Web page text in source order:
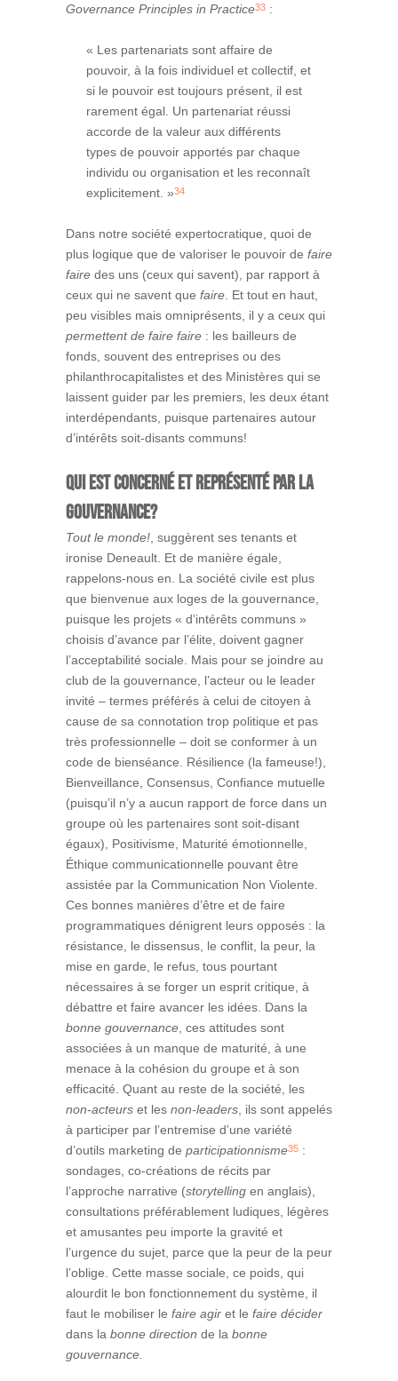
Governance Principles in Practice33 :
« Les partenariats sont affaire de
pouvoir, à la fois individuel et collectif, et
si le pouvoir est toujours présent, il est
rarement égal. Un partenariat réussi
accorde de la valeur aux différents
types de pouvoir apportés par chaque
individu ou organisation et les reconnaît
explicitement. »34
Dans notre société expertocratique, quoi de
plus logique que de valoriser le pouvoir de faire
faire des uns (ceux qui savent), par rapport à
ceux qui ne savent que faire . Et tout en haut,
peu visibles mais omniprésents, il y a ceux qui
permettent de faire faire : les bailleurs de
fonds, souvent des entreprises ou des
philanthrocapitalistes et des Ministères qui se
laissent guider par les premiers, les deux étant
interdépendants, puisque partenaires autour
d’intérêts soit-disants communs!
Qui est concerné et représenté par la
gouvernance?
Tout le monde! , suggèrent ses tenants et
ironise Deneault. Et de manière égale,
rappelons-nous en. La société civile est plus
que bienvenue aux loges de la gouvernance,
puisque les projets « d’intérêts communs »
choisis d’avance par l’élite, doivent gagner
l’acceptabilité sociale. Mais pour se joindre au
club de la gouvernance, l’acteur ou le leader
invité – termes préférés à celui de citoyen à
cause de sa connotation trop politique et pas
très professionnelle – doit se conformer à un
code de bienséance. Résilience (la fameuse!),
Bienveillance, Consensus, Confiance mutuelle
(puisqu’il n’y a aucun rapport de force dans un
groupe où les partenaires sont soit-disant
égaux), Positivisme, Maturité émotionnelle,
Éthique communicationnelle pouvant être
assistée par la Communication Non Violente.
Ces bonnes manières d’être et de faire
programmatiques dénigrent leurs opposés : la
résistance, le dissensus, le conflit, la peur, la
mise en garde, le refus, tous pourtant
nécessaires à se forger un esprit critique, à
débattre et faire avancer les idées. Dans la
bonne gouvernance , ces attitudes sont
associées à un manque de maturité, à une
menace à la cohésion du groupe et à son
efficacité. Quant au reste de la société, les
non-acteurs et les non-leaders , ils sont appelés
à participer par l’entremise d’une variété
d’outils marketing de participationnisme35 :
sondages, co-créations de récits par
l’approche narrative (storytelling en anglais),
consultations préférablement ludiques, légères
et amusantes peu importe la gravité et
l’urgence du sujet, parce que la peur de la peur
l’oblige. Cette masse sociale, ce poids, qui
alourdit le bon fonctionnement du système, il
faut le mobiliser le faire agir et le faire décider
dans la bonne direction de la bonne
gouvernance.